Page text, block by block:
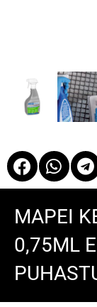
MAPEI
0,75ML